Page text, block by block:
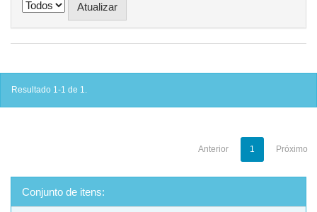
Resultado 1-1 de 1.
Anterior 1 Próximo
Conjunto de itens: